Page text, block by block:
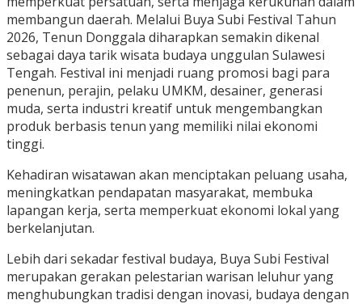
membangun daerah. Melalui Buya Subi Festival Tahun
2026, Tenun Donggala diharapkan semakin dikenal
sebagai daya tarik wisata budaya unggulan Sulawesi
Tengah. Festival ini menjadi ruang promosi bagi para
penenun, perajin, pelaku UMKM, desainer, generasi
muda, serta industri kreatif untuk mengembangkan
produk berbasis tenun yang memiliki nilai ekonomi
tinggi.
Kehadiran wisatawan akan menciptakan peluang usaha,
meningkatkan pendapatan masyarakat, membuka
lapangan kerja, serta memperkuat ekonomi lokal yang
berkelanjutan.
Lebih dari sekadar festival budaya, Buya Subi Festival
merupakan gerakan pelestarian warisan leluhur yang
menghubungkan tradisi dengan inovasi, budaya dengan